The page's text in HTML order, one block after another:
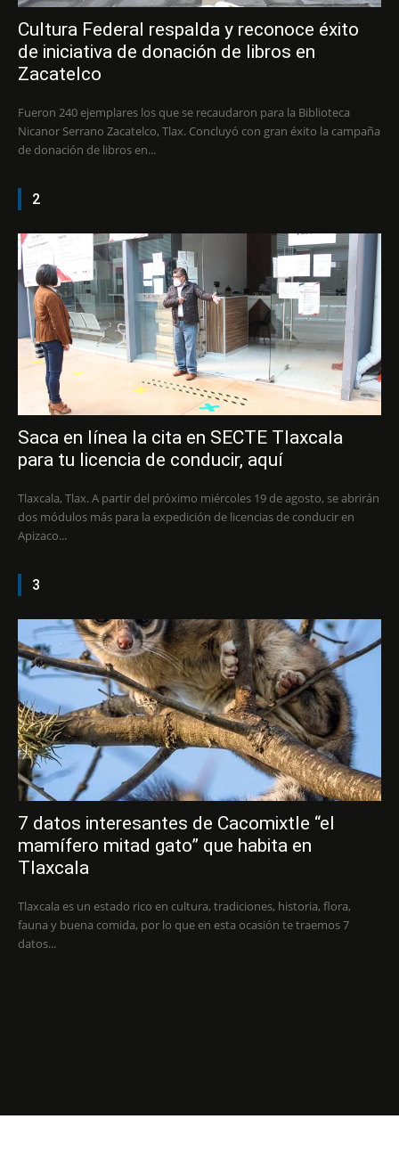
Cultura Federal respalda y reconoce éxito
de iniciativa de donación de libros en
Zacatelco
Fueron 240 ejemplares los que se recaudaron para la Biblioteca
Nicanor Serrano Zacatelco, Tlax. Concluyó con gran éxito la campaña
de donación de libros en...
2
Saca en línea la cita en SECTE Tlaxcala
para tu licencia de conducir, aquí
Tlaxcala, Tlax. A partir del próximo miércoles 19 de agosto, se abrirán
dos módulos más para la expedición de licencias de conducir en
Apizaco...
3
7 datos interesantes de Cacomixtle “el
mamífero mitad gato” que habita en
Tlaxcala
Tlaxcala es un estado rico en cultura, tradiciones, historia, flora,
fauna y buena comida, por lo que en esta ocasión te traemos 7
datos...